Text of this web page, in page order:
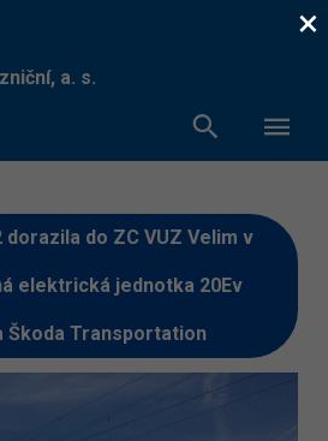
a. s.
dorazila do ZC VUZ Velim v
elektrická jednotka 20Ev
Škoda Transportation
×